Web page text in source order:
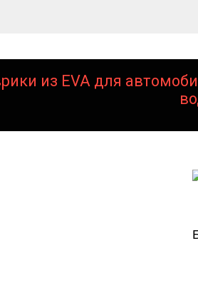
из EVA для